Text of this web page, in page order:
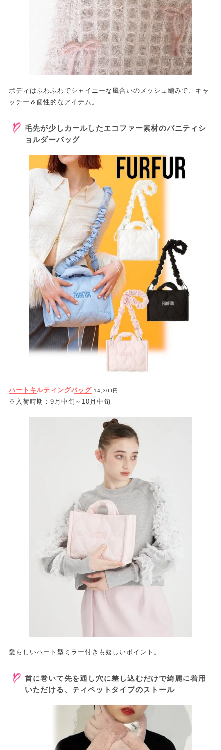
ボディはふわふわでシャイニーな風合いのメッシュ編みで、キャ
ッチー＆個性的なアイテム。
毛先が少しカールしたエコファー素材のバニティシ
ョルダーバッグ
ハートキルティングバッグ 14,300円
※入荷時期：9月中旬～10月中旬
愛らしいハート型ミラー付きも嬉しいポイント。
首に巻いて先を通し穴に差し込むだけで綺麗に着用
いただける、ティペットタイプのストール